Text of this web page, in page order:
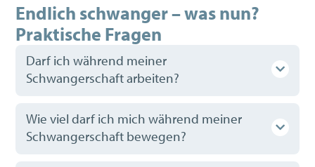
Endlich schwanger – was nun?
Praktische Fragen
Darf ich während meiner
Schwangerschaft arbeiten?
Wie viel darf ich mich während meiner
Schwangerschaft bewegen?